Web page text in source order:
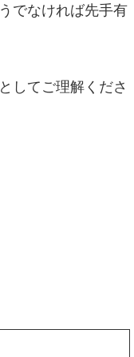
でなければ先手有
してご理解くださ